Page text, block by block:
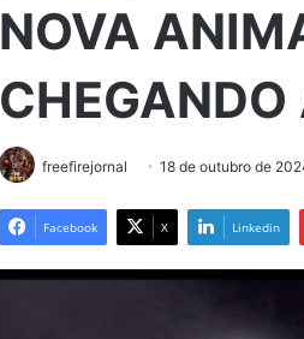
NOVA
CHEGANDO
freefirejornal 18 de outubro de
Facebook X Linkedin